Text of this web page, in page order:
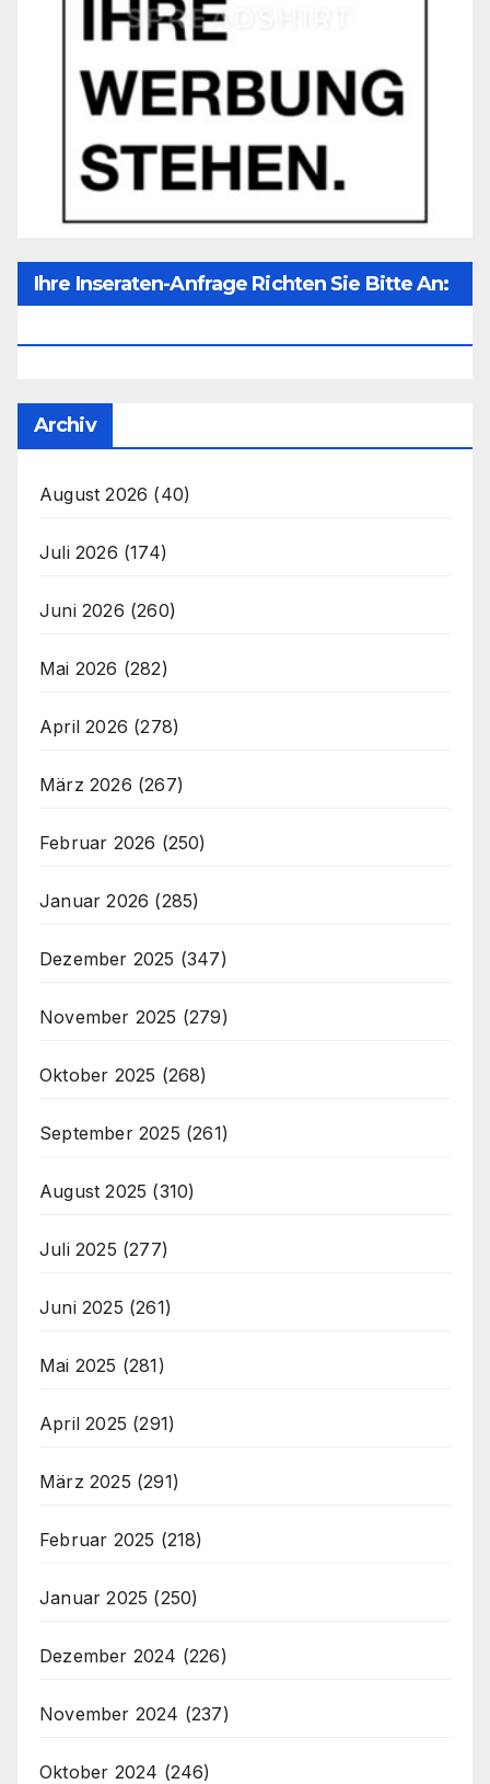
Ihre Inseraten-Anfrage Richten Sie Bitte An:
Archiv
August 2026 (40)
Juli 2026 (174)
Juni 2026 (260)
Mai 2026 (282)
April 2026 (278)
März 2026 (267)
Februar 2026 (250)
Januar 2026 (285)
Dezember 2025 (347)
November 2025 (279)
Oktober 2025 (268)
September 2025 (261)
August 2025 (310)
Juli 2025 (277)
Juni 2025 (261)
Mai 2025 (281)
April 2025 (291)
März 2025 (291)
Februar 2025 (218)
Januar 2025 (250)
Dezember 2024 (226)
November 2024 (237)
Oktober 2024 (246)